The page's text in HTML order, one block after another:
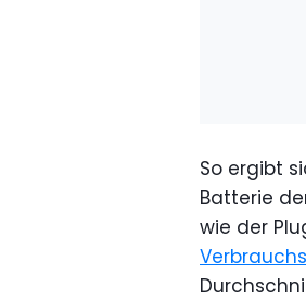
So ergibt
Batterie
wie der